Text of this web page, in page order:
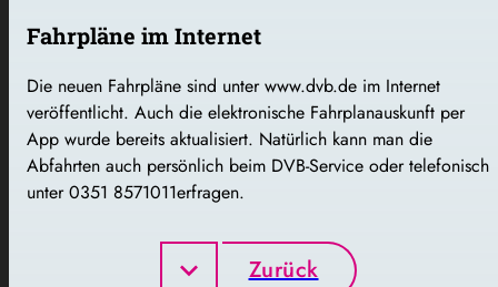
Fahrpläne im Internet
Die neuen Fahrpläne sind unter www.dvb.de im Internet
veröffentlicht. Auch die elektronische Fahrplanauskunft per
App wurde bereits aktualisiert. Natürlich kann man die
Abfahrten auch persönlich beim DVB-Service oder telefonisch
unter 0351 8571011erfragen.
Zurück